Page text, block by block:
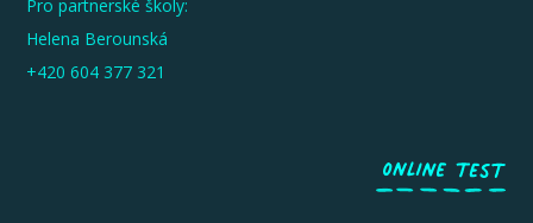
Pro partnerské školy:
Helena Berounská
+420 604 377 321